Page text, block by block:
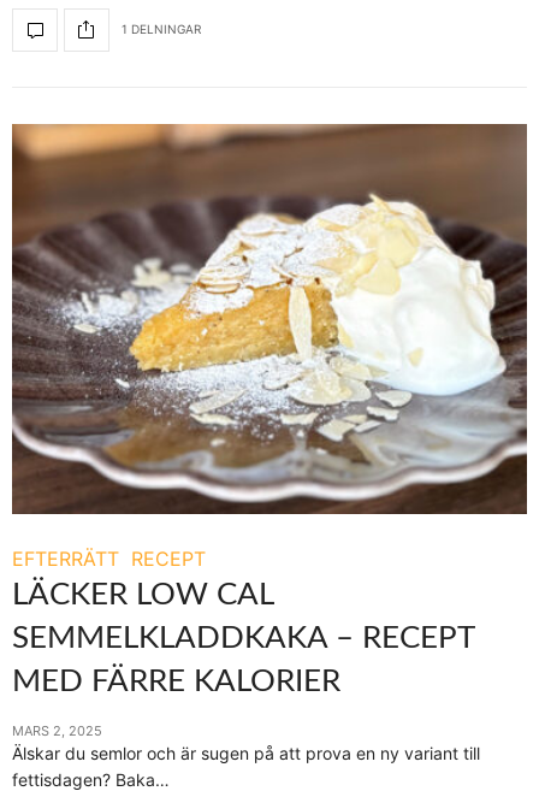
1 DELNINGAR
EFTERRÄTT RECEPT
LÄCKER LOW CAL
SEMMELKLADDKAKA – RECEPT
MED FÄRRE KALORIER
MARS 2, 2025
Älskar du semlor och är sugen på att prova en ny variant till
fettisdagen? Baka…